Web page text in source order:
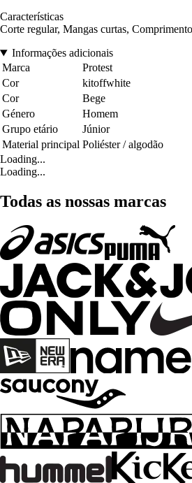
Características
Corte regular, Mangas curtas,
Informações adicionais
Marca
Protest
Cor
kitoffwhite
Cor
Bege
Género
Homem
Grupo etário
Júnior
Material principal Poliéster / algodão
Loading...
Loading...
Todas as nossas marcas